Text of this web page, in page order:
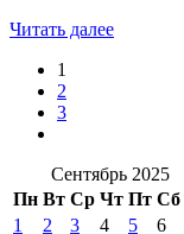
Читать далее
1
2
3
Сентябрь 2025
Пн Вт Ср Чт Пт Сб
1
2 3 4 5 6